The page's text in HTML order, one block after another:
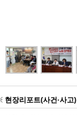
현장리포트(사건·사고)